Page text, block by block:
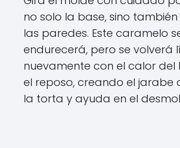
no solo la base, sino
las paredes. Este caramelo
endurecerá, pero se volverá
nuevamente con el calor del
el reposo, creando el jarabe
la torta y ayuda en el